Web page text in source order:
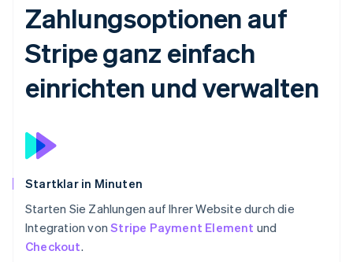
Zahlungsoptionen auf
Stripe ganz einfach
einrichten und verwalten
Startklar in Minuten
Starten Sie Zahlungen auf Ihrer Website durch die
Integration vonStripe Payment Element und
Checkout.